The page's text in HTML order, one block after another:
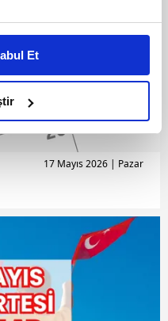
sizlere özel
Bunu yaparken
deneyimi sunmak
sunabilmek adına
ve bu noktada,
noktasında tek gelir
isteriz.
için İnternet
kişilere ait çerezler
çeşitli kişisel
Et
17 Mayıs 2026 | Pazar